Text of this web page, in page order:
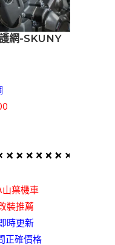
網-SKUNY
葉機車
裝推薦
時更新
正確價格